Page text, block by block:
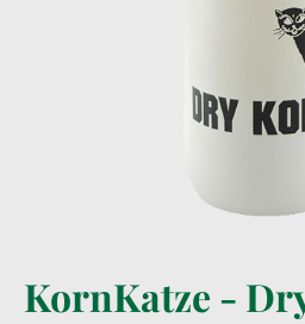
KornKatze -